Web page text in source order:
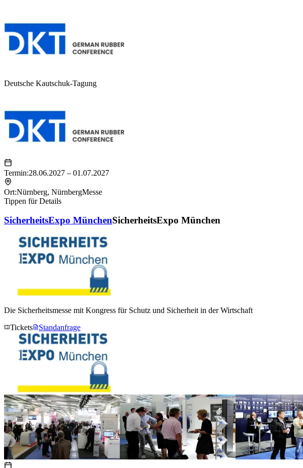
Deutsche Kautschuk-Tagung
Termin:28.06.2027 – 01.07.2027
Ort:Nürnberg, NürnbergMesse
Tippen für Details
SicherheitsExpo MünchenSicherheitsExpo München
Die Sicherheitsmesse mit Kongress für Schutz und Sicherheit in der Wirtschaft
Tickets
Standanfrage